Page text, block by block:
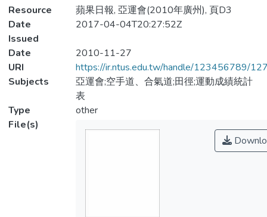
Resource
蘋果日報, 亞運會(2010年廣州), 頁D3
Date
Issued
2017-04-04T20:27:52Z
Date
2010-11-27
URI
https://ir.ntus.edu.tw/handle/123456789/
Subjects
亞運會;空手道、合氣道;田徑;運動成績統計
表
Type
other
File(s)